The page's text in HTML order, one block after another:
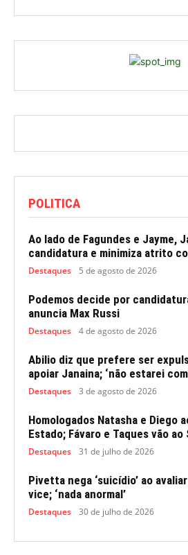
POLITICA
Ao lado de Fagundes e Jayme,
candidatura e minimiza atrito
Destaques 5 de agosto de 2026
Podemos decide por
anuncia Max Russi
Destaques 4 de agosto de 2026
Abilio diz que prefere ser
apoiar Janaina; ‘não estarei com
Destaques 3 de agosto de 2026
Homologados Natasha e Diego
Estado; Fávaro e Taques vão ao
Destaques 31 de julho de 2026
Pivetta nega ‘suicídio’ ao
vice; ‘nada anormal’
Destaques 30 de julho de 2026